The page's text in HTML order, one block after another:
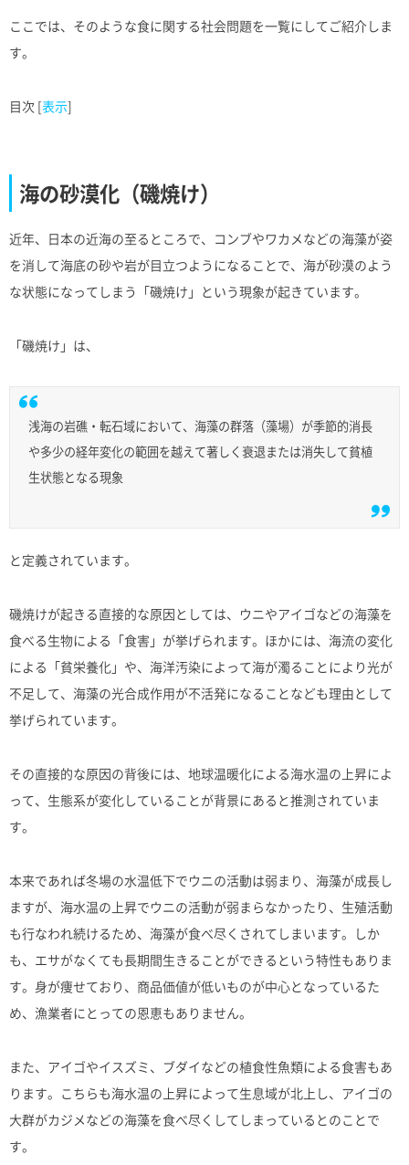
ここでは、そのような食に関する社会問題を一覧にしてご紹介しま
す。
目次 [表示]
海の砂漠化（磯焼け）
近年、日本の近海の至るところで、コンブやワカメなどの海藻が姿
を消して海底の砂や岩が目立つようになることで、海が砂漠のよう
な状態になってしまう「磯焼け」という現象が起きています。
「磯焼け」は、
浅海の岩礁・転石域において、海藻の群落（藻場）が季節的消長
や多少の経年変化の範囲を越えて著しく衰退または消失して貧植
生状態となる現象
と定義されています。
磯焼けが起きる直接的な原因としては、ウニやアイゴなどの海藻を
食べる生物による「食害」が挙げられます。ほかには、海流の変化
による「貧栄養化」や、海洋汚染によって海が濁ることにより光が
不足して、海藻の光合成作用が不活発になることなども理由として
挙げられています。
その直接的な原因の背後には、地球温暖化による海水温の上昇によ
って、生態系が変化していることが背景にあると推測されていま
す。
本来であれば冬場の水温低下でウニの活動は弱まり、海藻が成長し
ますが、海水温の上昇でウニの活動が弱まらなかったり、生殖活動
も行なわれ続けるため、海藻が食べ尽くされてしまいます。しか
も、エサがなくても長期間生きることができるという特性もありま
す。身が痩せており、商品価値が低いものが中心となっているた
め、漁業者にとっての恩恵もありません。
また、アイゴやイスズミ、ブダイなどの植食性魚類による食害もあ
ります。こちらも海水温の上昇によって生息域が北上し、アイゴの
大群がカジメなどの海藻を食べ尽くしてしまっているとのことで
す。